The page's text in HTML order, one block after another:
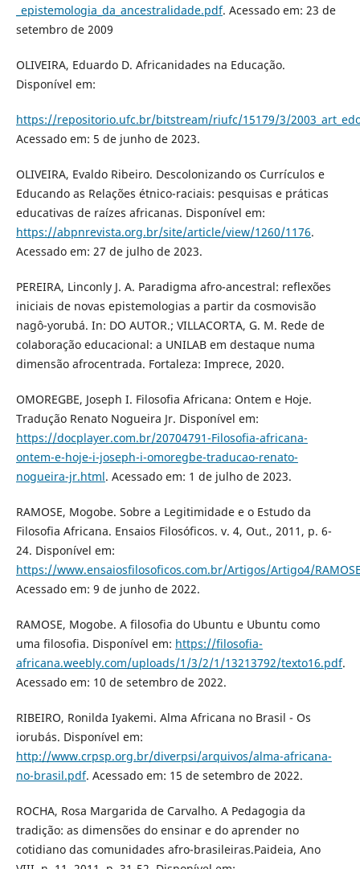
_epistemologia_da_ancestralidade.pdf. Acessado em: 23 de
setembro de 2009
OLIVEIRA, Eduardo D. Africanidades na Educação.
Disponível em:
https://repositorio.ufc.br/bitstream/riufc/15179/3/
Acessado em: 5 de junho de 2023.
OLIVEIRA, Evaldo Ribeiro. Descolonizando os Currículos e
Educando as Relações étnico-raciais: pesquisas e práticas
educativas de raízes africanas. Disponível em:
https://abpnrevista.org.br/site/article/view/1260/1176.
Acessado em: 27 de julho de 2023.
PEREIRA, Linconly J. A. Paradigma afro-ancestral: reflexões
iniciais de novas epistemologias a partir da cosmovisão
nagô-yorubá. In: DO AUTOR.; VILLACORTA, G. M. Rede de
colaboração educacional: a UNILAB em destaque numa
dimensão afrocentrada. Fortaleza: Imprece, 2020.
OMOREGBE, Joseph I. Filosofia Africana: Ontem e Hoje.
Tradução Renato Nogueira Jr. Disponível em:
https://docplayer.com.br/20704791-Filosofia-africana-
ontem-e-hoje-i-joseph-i-omoregbe-traducao-renato-
nogueira-jr.html. Acessado em: 1 de julho de 2023.
RAMOSE, Mogobe. Sobre a Legitimidade e o Estudo da
Filosofia Africana. Ensaios Filosóficos. v. 4, Out., 2011, p. 6-
24. Disponível em:
https://www.ensaiosfilosoficos.com.br/Artigos/Artigo4/
Acessado em: 9 de junho de 2022.
RAMOSE, Mogobe. A filosofia do Ubuntu e Ubuntu como
uma filosofia. Disponível em: https://filosofia-
africana.weebly.com/uploads/1/3/2/1/13213792/texto16.pdf.
Acessado em: 10 de setembro de 2022.
RIBEIRO, Ronilda Iyakemi. Alma Africana no Brasil - Os
iorubás. Disponível em:
http://www.crpsp.org.br/diverpsi/arquivos/alma-africana-
no-brasil.pdf. Acessado em: 15 de setembro de 2022.
ROCHA, Rosa Margarida de Carvalho. A Pedagogia da
tradição: as dimensões do ensinar e do aprender no
cotidiano das comunidades afro-brasileiras.Paideia, Ano